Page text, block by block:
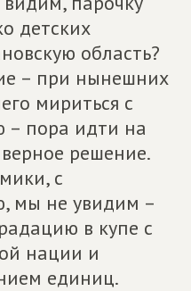
детских
область?
– при нынешних
мириться с
– пора идти на
решение.
с
мы не увидим –
в купе с
нации и
единиц.